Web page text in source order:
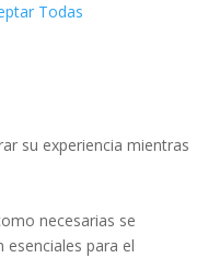
Todas
su experiencia mientras
necesarias se
esenciales para el